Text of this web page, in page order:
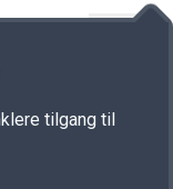
tilgang til